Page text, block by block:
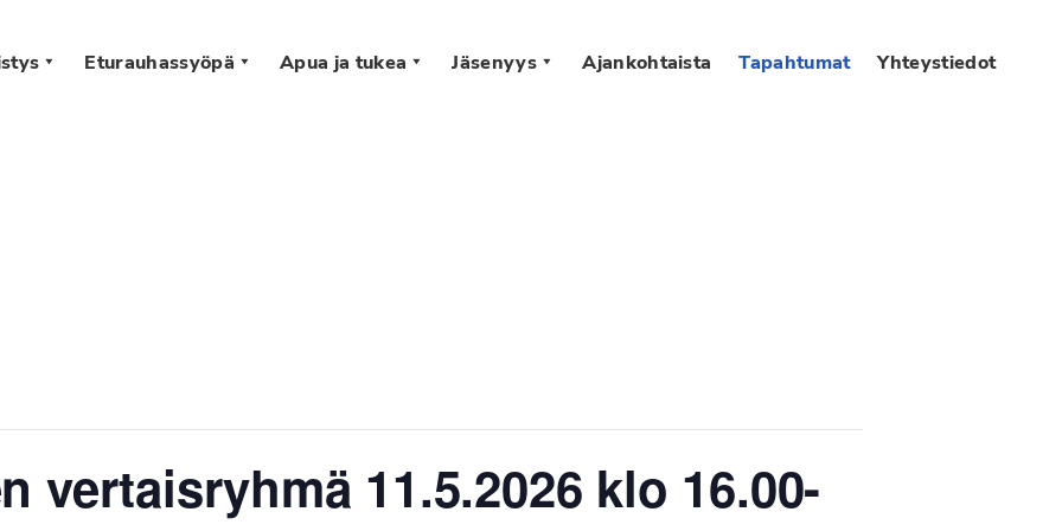
Eturauhassyöpä Apua ja tukea Jäsenyys Ajankohtaista Tapahtumat Yhteystiedot
vertaisryhmä 11.5.2026 klo 16.00-